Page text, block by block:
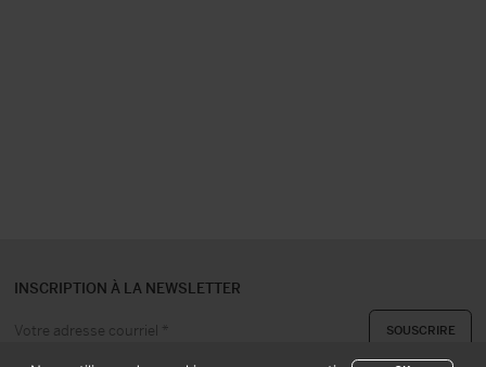
INSCRIPTION À LA NEWSLETTER